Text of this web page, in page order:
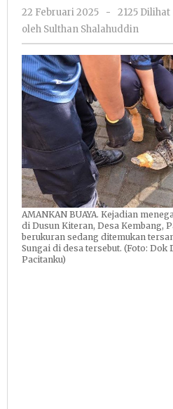
22 Februari 2025
oleh
Sulthan
-
2125 Dilihat
oleh Sulthan Shalahuddin
AMANKAN BUAYA. Kejadian
di Dusun Kiteran, Desa Kembang,
berukuran sedang ditemukan
Sungai di desa tersebut. (Foto:
Pacitanku)